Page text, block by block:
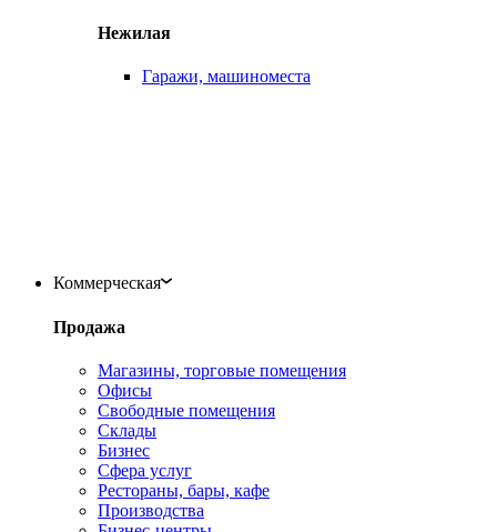
Нежилая
Гаражи, машиноместа
Коммерческая
Продажа
Магазины, торговые помещения
Офисы
Свободные помещения
Склады
Бизнес
Сфера услуг
Рестораны, бары, кафе
Производства